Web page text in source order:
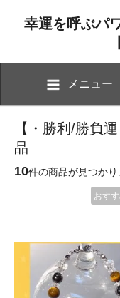
幸運を呼ぶパ
メニュー
【・勝利/勝負
品
10件の商品が見つかり
おす